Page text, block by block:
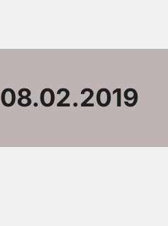
08.02.2019